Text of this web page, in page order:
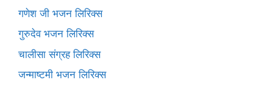
गणेश जी भजन लिरिक्स
गुरुदेव भजन लिरिक्स
चालीसा संग्रह लिरिक्स
जन्माष्टमी भजन लिरिक्स